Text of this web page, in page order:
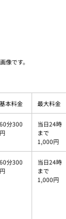
像です。
基本料金 最大料金
60分300
円
当日24時
まで
1,000円
60分300
円
当日24時
まで
1,000円